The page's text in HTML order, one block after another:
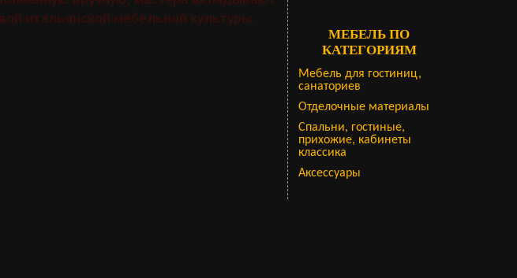
итальянской мебельной культуры.
МЕБЕЛЬ ПО
КАТЕГОРИЯМ
Мебель для гостиниц,
санаториев
Отделочные материалы
Спальни, гостиные,
прихожие, кабинеты
классика
Аксессуары